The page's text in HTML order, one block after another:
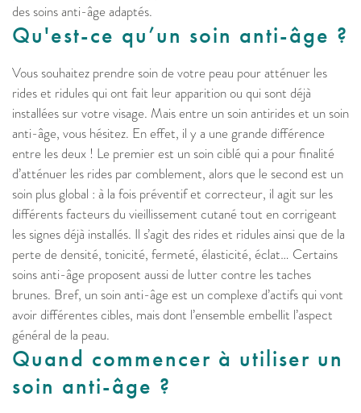
des soins anti-âge adaptés.
Qu'est-ce qu’un soin anti-âge ?
Vous souhaitez prendre soin de votre peau pour atténuer les
rides et ridules qui ont fait leur apparition ou qui sont déjà
installées sur votre visage. Mais entre un soin antirides et un soin
anti-âge, vous hésitez. En effet, il y a une grande différence
entre les deux ! Le premier est un soin ciblé qui a pour finalité
d’atténuer les rides par comblement, alors que le second est un
soin plus global : à la fois préventif et correcteur, il agit sur les
différents facteurs du vieillissement cutané tout en corrigeant
les signes déjà installés. Il s’agit des rides et ridules ainsi que de la
perte de densité, tonicité, fermeté, élasticité, éclat… Certains
soins anti-âge proposent aussi de lutter contre les taches
brunes. Bref, un soin anti-âge est un complexe d’actifs qui vont
avoir différentes cibles, mais dont l’ensemble embellit l’aspect
général de la peau.
Quand commencer à utiliser un
soin anti-âge ?